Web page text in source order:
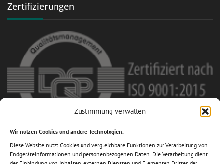
Zustimmung verwalten
Wir nutzen Cookies und andere Technologien.
Diese Website nutzt Cookies und vergleichbare Funktionen zur Verarbeitung von
Endgeräteinformationen und personenbezogenen Daten. Die Verarbeitung dient
Zertifizierungen
Mitglied im Fachverband des
Schrauben-Großhandels e.V.